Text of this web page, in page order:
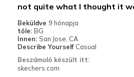
not quite what I thought it
Beküldve 9 hónapja
tőle: BG
Innen: San Jose, CA
Describe Yourself Casual
Beszámoló készült itt:
skechers.com